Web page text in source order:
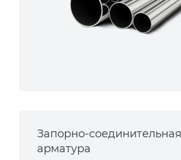
Запорно-соединительная
арматура